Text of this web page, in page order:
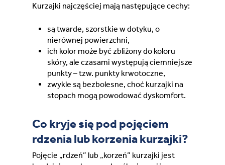
Kurzajki najczęściej mają następujące cechy:
są twarde, szorstkie w dotyku, o
nierównej powierzchni,
ich kolor może być zbliżony do koloru
skóry, ale czasami występują ciemniejsze
punkty – tzw. punkty krwotoczne,
zwykle są bezbolesne, choć kurzajki na
stopach mogą powodować dyskomfort.
Co kryje się pod pojęciem
rdzenia lub korzenia kurzajki?
Pojęcie „rdzeń” lub „korzeń” kurzajki jest
Sweden (Swedish)
Switzerland (Deutsch)
Switzerland (French)
Switzerland (Italian)
United Kingdom (English)